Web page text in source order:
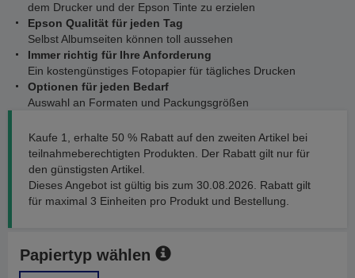
dem Drucker und der Epson Tinte zu erzielen
Epson Qualität für jeden Tag
Selbst Albumseiten können toll aussehen
Immer richtig für Ihre Anforderung
Ein kostengünstiges Fotopapier für tägliches Drucken
Optionen für jeden Bedarf
Auswahl an Formaten und Packungsgrößen
Kaufe 1, erhalte 50 % Rabatt auf den zweiten Artikel bei
teilnahmeberechtigten Produkten. Der Rabatt gilt nur für
den günstigsten Artikel.
Dieses Angebot ist gültig bis zum 30.08.2026. Rabatt gilt
für maximal 3 Einheiten pro Produkt und Bestellung.
Papiertyp wählen